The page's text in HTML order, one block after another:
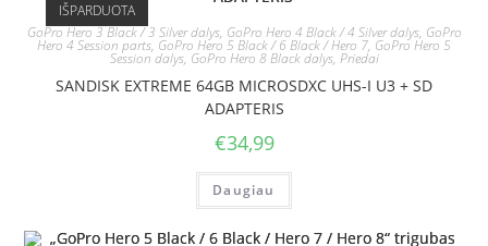
IŠPARDUOTA
GoPro Hero 3 Black / 3 Silver dalys, GoPro Hero 4 Black / 4 Silver dalys, GoPro
Hero 4 Session parts, GoPro Hero 5 Black / 6 Black / Hero 7, GoPro Hero 5
Session dalys, GoPro Hero 8 Black dalys, Priedai
SANDISK EXTREME 64GB MICROSDXC UHS-I U3 + SD
ADAPTERIS
€34,99
Daugiau